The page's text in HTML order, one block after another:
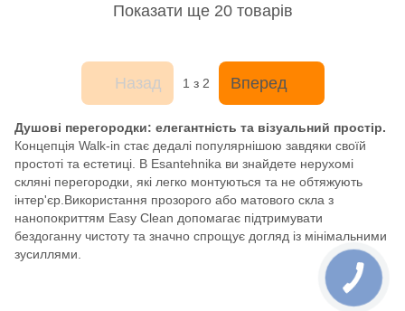
Показати ще 20 товарів
Назад 1 з 2 Вперед
Душові перегородки: елегантність та візуальний простір.
Концепція Walk-in стає дедалі популярнішою завдяки своїй
простоті та естетиці. В Esantehnika ви знайдете нерухомі
скляні перегородки, які легко монтуються та не обтяжують
інтер'єр.Використання прозорого або матового скла з
нанопокриттям Easy Clean допомагає підтримувати
бездоганну чистоту та значно спрощує догляд із мінімальними
зусиллями.